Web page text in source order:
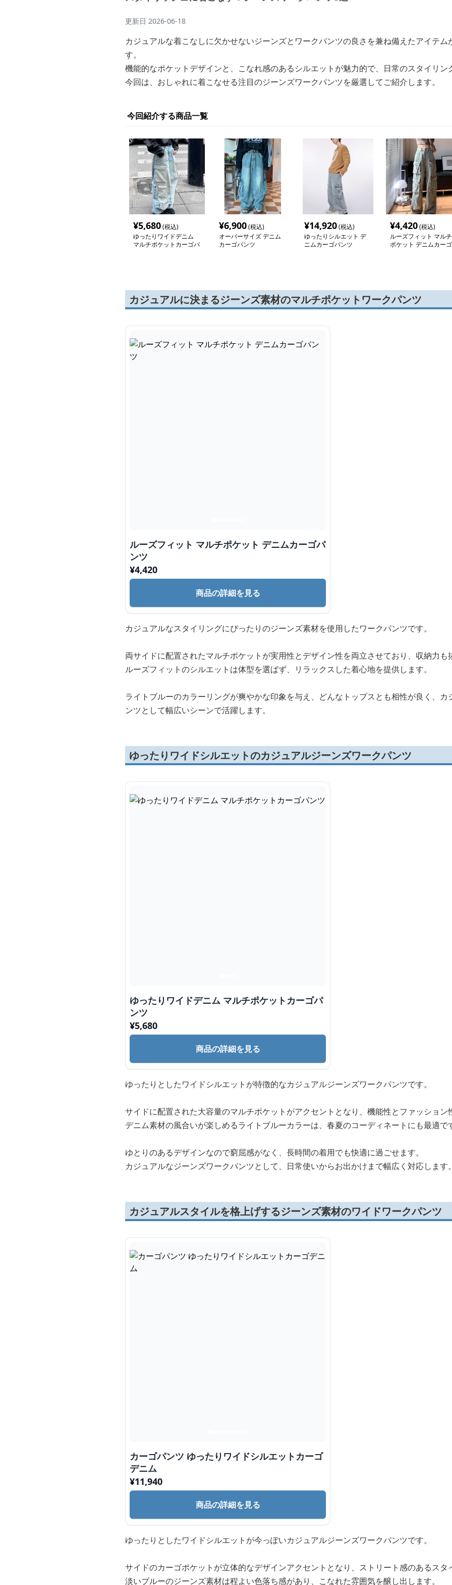
更新日 2026-06-18
カジュアルな着こなしに欠かせないジーンズとワークパンツの良さを兼ね備えたアイテ
す。
機能的なポケットデザインと、こなれ感のあるシルエットが魅力的で、日常のスタイリン
今回は、おしゃれに着こなせる注目のジーンズワークパンツを厳選してご紹介します。
今回紹介する商品一覧
¥5,680(税込)
ゆったりワイドデニム
マルチポケットカーゴパ
¥6,900(税込)
オーバーサイズ デニム
カーゴパンツ
¥14,920(税込)
ゆったりシルエット デ
ニムカーゴパンツ
¥4,420(税込)
ルーズフィット マルチ
ポケット デニムカーゴ
カジュアルに決まるジーンズ素材のマルチポケットワークパンツ
ルーズフィット マルチポケット デニムカーゴパ
ンツ
¥4,420
商品の詳細を見る
カジュアルなスタイリングにぴったりのジーンズ素材を使用したワークパンツです。
両サイドに配置されたマルチポケットが実用性とデザイン性を両立させており、収納力も
ルーズフィットのシルエットは体型を選ばず、リラックスした着心地を提供します。
ライトブルーのカラーリングが爽やかな印象を与え、どんなトップスとも相性が良く、
ンツとして幅広いシーンで活躍します。
ゆったりワイドシルエットのカジュアルジーンズワークパンツ
ゆったりワイドデニム マルチポケットカーゴパ
ンツ
¥5,680
商品の詳細を見る
ゆったりとしたワイドシルエットが特徴的なカジュアルジーンズワークパンツです。
サイドに配置された大容量のマルチポケットがアクセントとなり、機能性とファッション
デニム素材の風合いが楽しめるライトブルーカラーは、春夏のコーディネートにも最適で
ゆとりのあるデザインなので窮屈感がなく、長時間の着用でも快適に過ごせます。
カジュアルなジーンズワークパンツとして、日常使いからお出かけまで幅広く対応します。
カジュアルスタイルを格上げするジーンズ素材のワイドワークパンツ
カーゴパンツ ゆったりワイドシルエットカーゴ
デニム
¥11,940
商品の詳細を見る
ゆったりとしたワイドシルエットが今っぽいカジュアルジーンズワークパンツです。
サイドのカーゴポケットが立体的なデザインアクセントとなり、ストリート感のあるスタ
淡いブルーのジーンズ素材は程よい色落ち感があり、こなれた雰囲気を醸し出します。